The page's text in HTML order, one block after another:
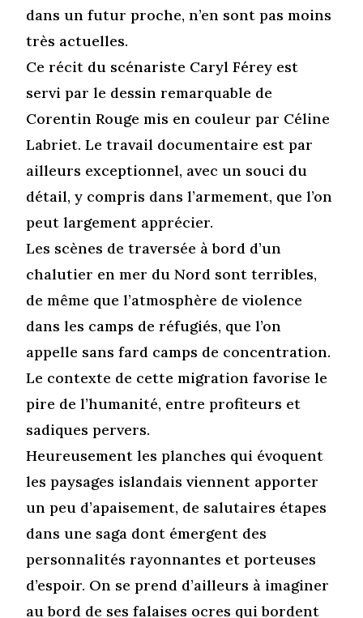
dans un futur proche, n’en sont pas moins
très actuelles.
Ce récit du scénariste Caryl Férey est
servi par le dessin remarquable de
Corentin Rouge mis en couleur par Céline
Labriet. Le travail documentaire est par
ailleurs exceptionnel, avec un souci du
détail, y compris dans l’armement, que l’on
peut largement apprécier.
Les scènes de traversée à bord d’un
chalutier en mer du Nord sont terribles,
de même que l’atmosphère de violence
dans les camps de réfugiés, que l’on
appelle sans fard camps de concentration.
Le contexte de cette migration favorise le
pire de l’humanité, entre profiteurs et
sadiques pervers.
Heureusement les planches qui évoquent
les paysages islandais viennent apporter
un peu d’apaisement, de salutaires étapes
dans une saga dont émergent des
personnalités rayonnantes et porteuses
d’espoir. On se prend d’ailleurs à imaginer
au bord de ses falaises ocres qui bordent